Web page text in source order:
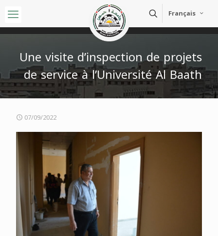
Français
Une visite d’inspection de projets
de service à l’Université Al Baath
07/09/2022